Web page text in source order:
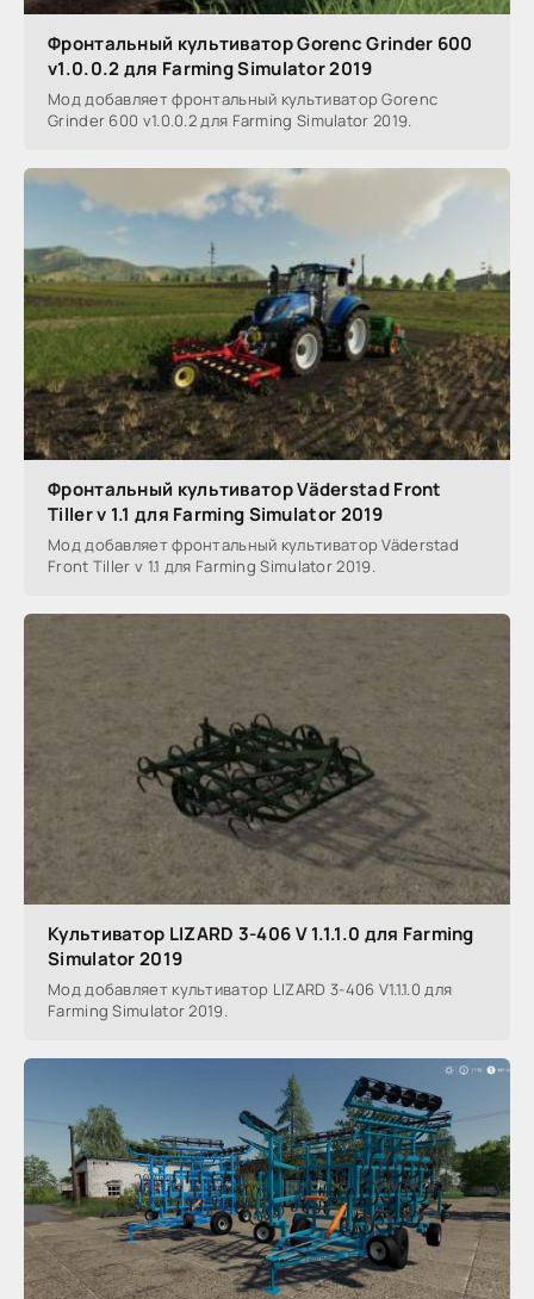
Фронтальный культиватор Gorenc Grinder 600
v1.0.0.2 для Farming Simulator 2019
Мод добавляет фронтальный культиватор Gorenc
Grinder 600 v1.0.0.2 для Farming Simulator 2019.
Фронтальный культиватор Väderstad Front
Tiller v 1.1 для Farming Simulator 2019
Мод добавляет фронтальный культиватор Väderstad
Front Tiller v 1.1 для Farming Simulator 2019.
Культиватор LIZARD 3-406 V 1.1.1.0 для Farming
Simulator 2019
Мод добавляет культиватор LIZARD 3-406 V1.1.1.0 для
Farming Simulator 2019.